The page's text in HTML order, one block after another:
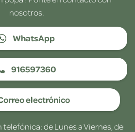
nosotros.
WhatsApp
916597360
electrónico
de Lunes a Viernes, de